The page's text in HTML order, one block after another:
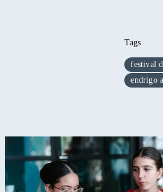
Tags
festival
endrigo